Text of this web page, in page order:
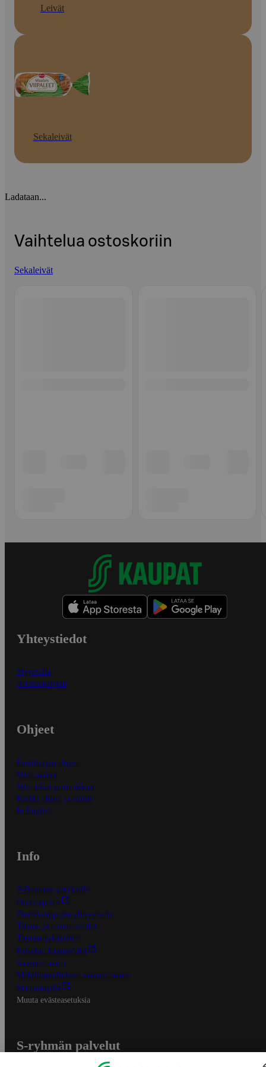
Leivät
Sekaleivät
Ladataan...
Vaihtelua ostoskoriin
Sekaleivät
Yhteystiedot
Myymälät
Asiakaspalvelu
Ohjeet
Ensitilaajan ohjeet
Näin maksat
Näin tilaat ja muokkaat
Kaikki ohjeet ja vinkit
In English
Info
S-Business yrityksille
Oiva-raportit
Osuuskauppojen yhteystiedot
Tilaus- ja toimitusehdot
Tietosuojakäytäntö
Palvelun käyttöehdot
Saavutettavuus
Mobiilisovelluksen saavutettavuus
Mainostajalle
Muuta evästeasetuksia
S-ryhmän palvelut